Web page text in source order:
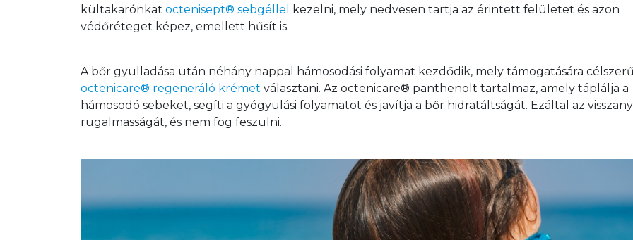
kültakarónkat octenisept® sebgéllel
kezelni, mely nedvesen tartja az érintett felületet és azon
védőréteget képez, emellett hűsít is.
A bőr gyulladása után néhány nappal hámosodási folyamat kezdődik, mely támogatására
octenicare® regeneráló krémet választani. Az octenicare® panthenolt tartalmaz, amely táplálja a
hámosodó sebeket, segíti a gyógyulási folyamatot és javítja a bőr hidratáltságát. Ezáltal az
rugalmasságát, és nem fog feszülni.